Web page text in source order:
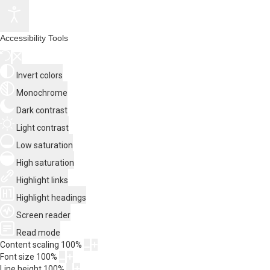
Accessibility Tools
Invert colors
Monochrome
Dark contrast
Light contrast
Low saturation
High saturation
Highlight links
Highlight headings
Screen reader
Read mode
Content scaling 100%
Font size 100%